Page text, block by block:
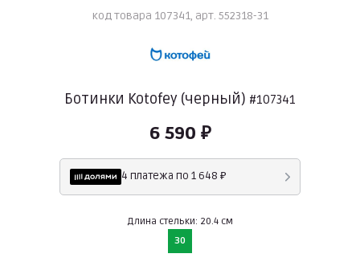
код товара 107341, арт. 552318-31
Ботинки Kotofey (черный) #107341
6 590 ₽
4 платежа по 1 648 ₽
Длина стельки: 20.4 см
30